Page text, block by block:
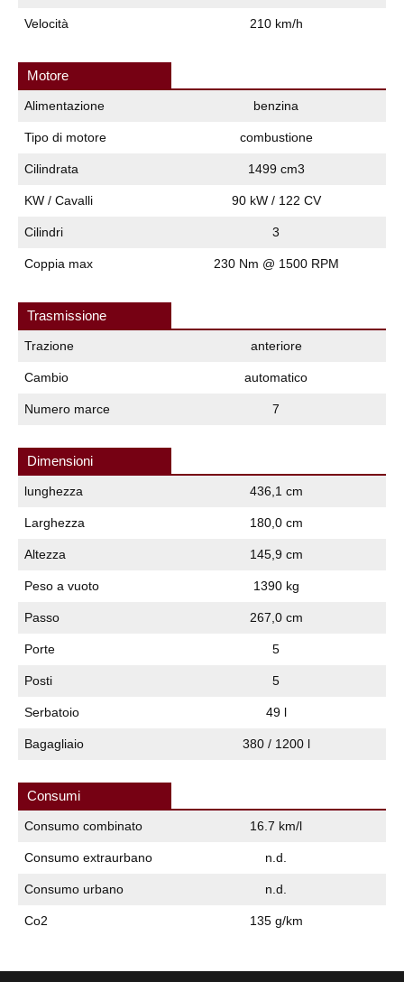
Velocità 210 km/h
Motore
Alimentazione benzina
Tipo di motore combustione
Cilindrata 1499 cm3
KW / Cavalli 90 kW / 122 CV
Cilindri 3
Coppia max 230 Nm @ 1500 RPM
Trasmissione
Trazione anteriore
Cambio automatico
Numero marce 7
Dimensioni
lunghezza 436,1 cm
Larghezza 180,0 cm
Altezza 145,9 cm
Peso a vuoto 1390 kg
Passo 267,0 cm
Porte 5
Posti 5
Serbatoio 49 l
Bagagliaio 380 / 1200 l
Consumi
Consumo combinato 16.7 km/l
Consumo extraurbano n.d.
Consumo urbano n.d.
Co2 135 g/km